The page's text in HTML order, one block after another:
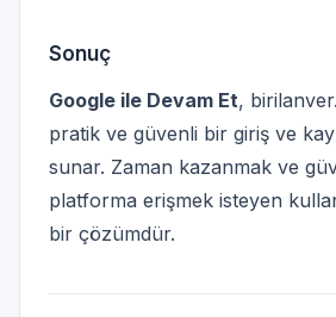
Sonuç
Google ile Devam Et,
pratik ve güvenli bir giriş ve
sunar. Zaman kazanmak ve
platforma erişmek isteyen
bir çözümdür.